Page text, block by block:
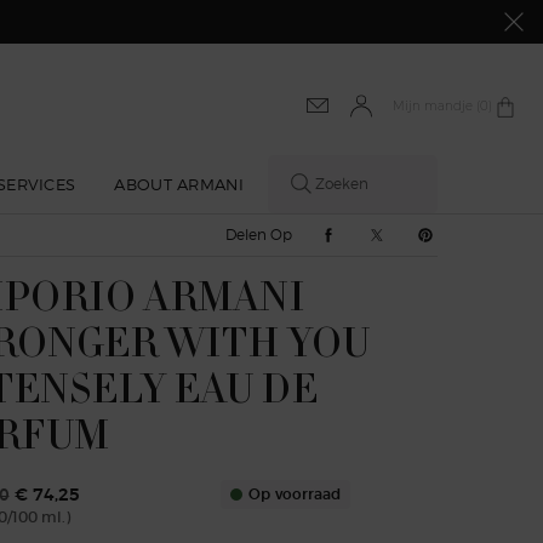
Mijn mandje
0 product
ABOUT ARMANI Zoeken
Delen Op Delen Op Facebook
Delen Op Twitter
Delen Op
ARMANI
WITH YOU
EAU DE
prijs
€ 74,25
100 ml.)
Op voorraad